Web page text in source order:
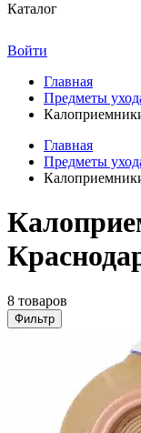
Каталог
Войти
Главная
Предметы
Главная
Предметы
8 товаров
Фильтр